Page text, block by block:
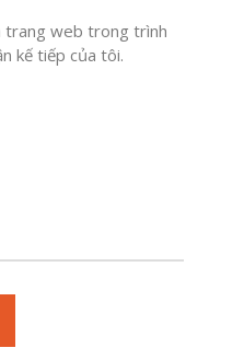
trang web trong trình
kế tiếp của tôi.